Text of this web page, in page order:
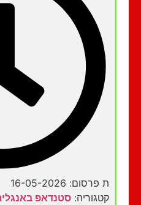
ת פרסום: 16-05-2026
קטגוריה:סטנדאפ באנגלית